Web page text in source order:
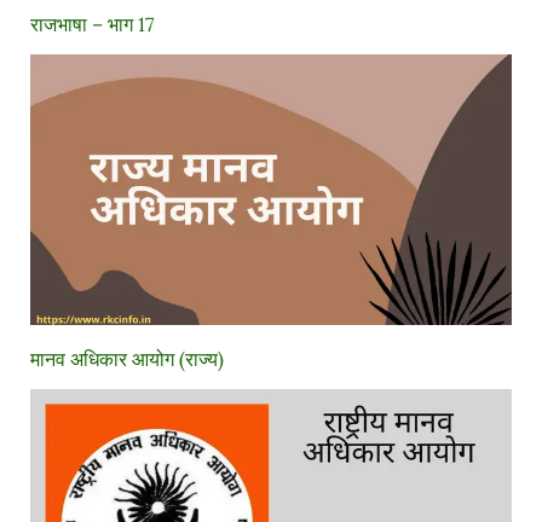
राजभाषा – भाग 17
मानव अधिकार आयोग (राज्य)